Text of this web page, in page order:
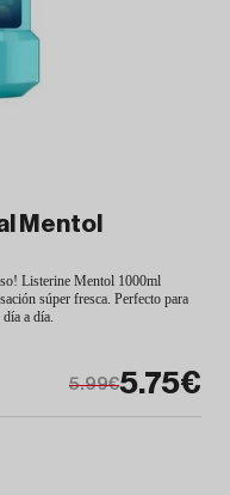
Mentol
Listerine Mentol 1000ml
súper fresca. Perfecto para
a día.
5.75€
5.99€